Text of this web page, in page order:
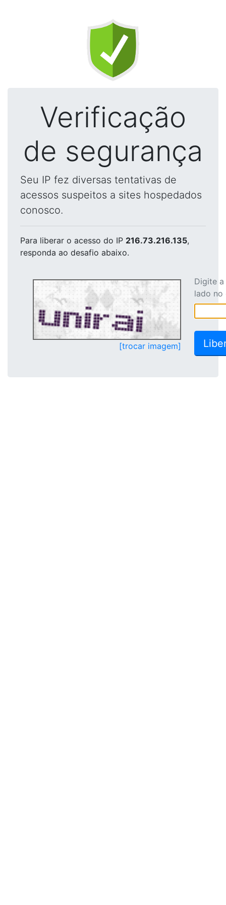
Verificação
de segurança
Seu IP fez diversas tentativas de
acessos suspeitos a sites hospedados
conosco.
Para liberar o acesso do IP 216.73.216.135,
responda ao desafio abaixo.
[trocar imagem]
Digite
lado no